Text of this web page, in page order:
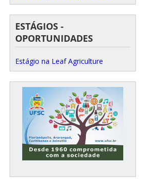
ESTÁGIOS -
OPORTUNIDADES
Estágio na Leaf Agriculture